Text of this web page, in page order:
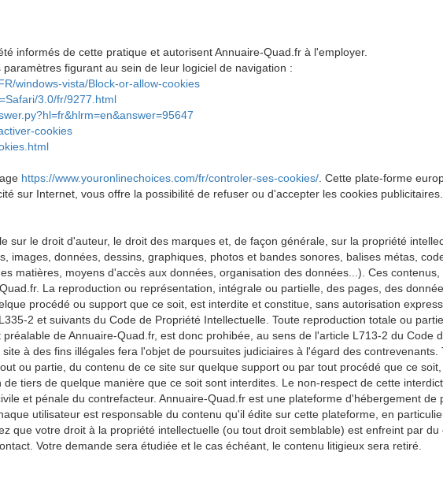
informés de cette pratique et autorisent Annuaire-Quad.fr à l'employer.
figurant au sein de leur logiciel de navigation :
windows-vista/Block-or-allow-cookies
3.0/fr/9277.html
cookies
https://www.youronlinechoices.com/fr/controler-ses-cookies/ . Cette plate-forme
sur Internet, vous offre la possibilité de refuser ou d'accepter les cookies publicitaires.
sur le droit d'auteur, le droit des marques et, de façon générale, sur la propriété
images, données, dessins, graphiques, photos et bandes sonores, balises métas,
matières, moyens d'accès aux données, organisation des données...). Ces
La reproduction ou représentation, intégrale ou partielle, des pages, des
procédé ou support que ce soit, est interdite et constitue, sans autorisation
2 et suivants du Code de Propriété Intellectuelle. Toute reproduction totale ou
de Annuaire-Quad.fr, est donc prohibée, au sens de l'article L713-2 du Code
à des fins illégales fera l'objet de poursuites judiciaires à l'égard des contrevenants.
ou partie, du contenu de ce site sur quelque support ou par tout procédé que ce
tiers de quelque manière que ce soit sont interdites. Le non-respect de cette
et pénale du contrefacteur. Annuaire-Quad.fr est une plateforme d'hébergement de
utilisateur est responsable du contenu qu'il édite sur cette plateforme, en
que votre droit à la propriété intellectuelle (ou tout droit semblable) est enfreint par du
Votre demande sera étudiée et le cas échéant, le contenu litigieux sera retiré.